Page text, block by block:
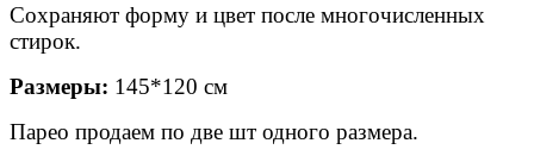
Сохраняют форму и цвет после многочисленных
стирок.
Размеры: 145*120 см
Парео продаем по две шт одного размера.